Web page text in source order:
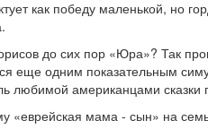
как победу маленькой, но
до сих пор «Юра»? Так
еще одним показательным
любимой американцами
«еврейская мама - сын» на